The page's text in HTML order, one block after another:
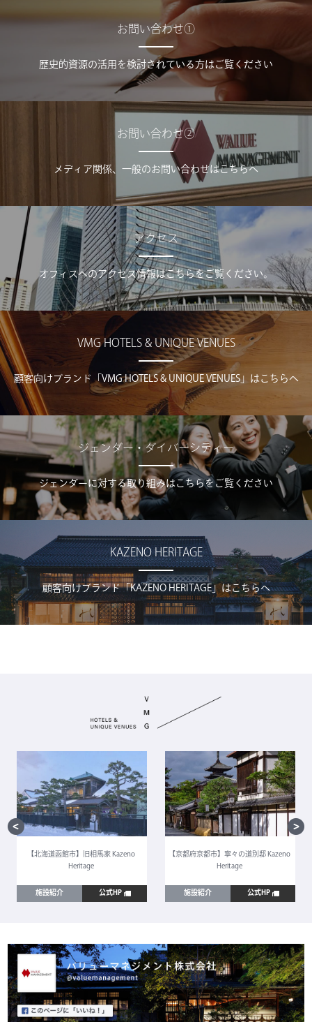
お問い合わせ①
歴史的資源の活用を検討されている方はご覧ください
お問い合わせ②
メディア関係、一般のお問い合わせはこちらへ
アクセス
オフィスへのアクセス情報はこちらをご覧ください。
VMG HOTELS & UNIQUE VENUES
顧客向けブランド「VMG HOTELS & UNIQUE VENUES」はこちらへ
ジェンダー・ダイバーシティー
ジェンダーに対する取り組みはこちらをご覧ください
KAZENO HERITAGE
顧客向けブランド「KAZENO HERITAGE」はこちらへ
【北海道函館市】旧相馬家 Kazeno
Heritage
施設紹介 公式HP
【京都府京都市】寧々の道別邸 Kazeno
Heritage
施設紹介 公式HP